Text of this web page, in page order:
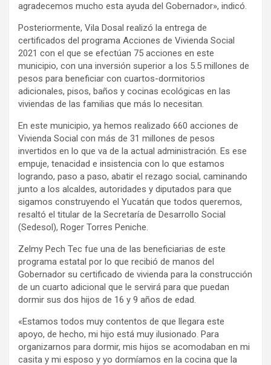
agradecemos mucho esta ayuda del Gobernador», indicó.
Posteriormente, Vila Dosal realizó la entrega de
certificados del programa Acciones de Vivienda Social
2021 con el que se efectúan 75 acciones en este
municipio, con una inversión superior a los 5.5 millones de
pesos para beneficiar con cuartos-dormitorios
adicionales, pisos, baños y cocinas ecológicas en las
viviendas de las familias que más lo necesitan.
En este municipio, ya hemos realizado 660 acciones de
Vivienda Social con más de 31 millones de pesos
invertidos en lo que va de la actual administración. Es ese
empuje, tenacidad e insistencia con lo que estamos
logrando, paso a paso, abatir el rezago social, caminando
junto a los alcaldes, autoridades y diputados para que
sigamos construyendo el Yucatán que todos queremos,
resaltó el titular de la Secretaría de Desarrollo Social
(Sedesol), Roger Torres Peniche.
Zelmy Pech Tec fue una de las beneficiarias de este
programa estatal por lo que recibió de manos del
Gobernador su certificado de vivienda para la construcción
de un cuarto adicional que le servirá para que puedan
dormir sus dos hijos de 16 y 9 años de edad.
«Estamos todos muy contentos de que llegara este
apoyo, de hecho, mi hijo está muy ilusionado. Para
organizarnos para dormir, mis hijos se acomodaban en mi
casita y mi esposo y yo dormíamos en la cocina que la